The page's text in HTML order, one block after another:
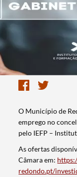
O Município de
emprego no
pelo IEFP –
As ofertas
Câmara em:
redondo.pt/